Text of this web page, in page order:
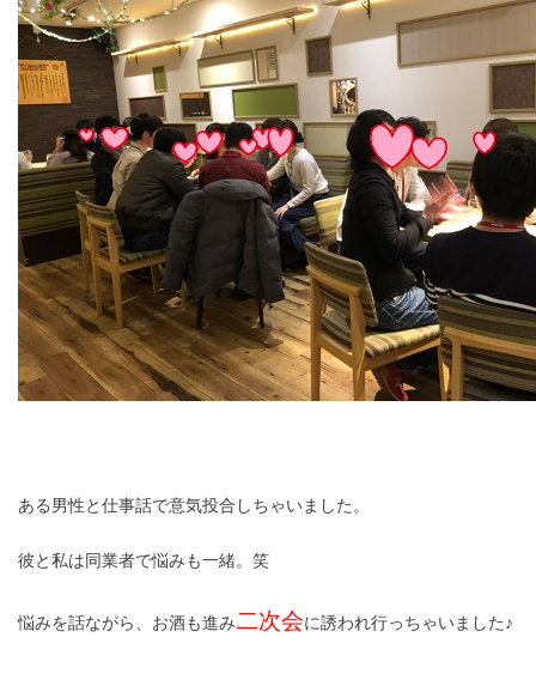
ある男性と仕事話で意気投合しちゃいました。
彼と私は同業者で悩みも一緒。笑
悩みを話ながら、お酒も進み二次会に誘われ行っちゃいました♪